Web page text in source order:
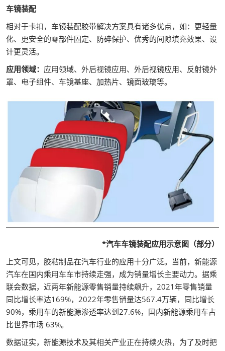
车镜装配
相对于卡扣，车镜装配胶带解决方案具有诸多优点，如：更轻量
化、更安全的零部件固定、防碎保护、优秀的间隙填充效果、设
计更灵活。
应用领域： 应用领域、外后视镜应用、外后视镜应用、反射镜外
罩、电子组件、车镜基座、加热片、镜面玻璃等。
*汽车车镜装配应用示意图（部分）
上文可见，胶粘制品在汽车行业的应用十分广泛。当前，新能源
汽车在国内乘用车车市持续走强，成为销量增长主要动力。据乘
联会数据，近两年新能源零售销量持续飙升，2021年零售销量
同比增长率达169%，2022年零售销量达567.4万辆，同比增长
90%，乘用车的新能源渗透率达到27.6%，国内新能源乘用车占
比世界市场 63%。
数据证实，新能源技术及其相关产业正在持续火热，为了及时把